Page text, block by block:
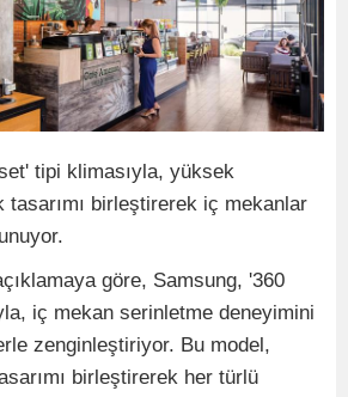
tipi klimasıyla, yüksek
tasarımı birleştirerek iç mekanlar
göre, Samsung, '360
iç mekan serinletme deneyimini
zenginleştiriyor. Bu model,
birleştirerek her türlü